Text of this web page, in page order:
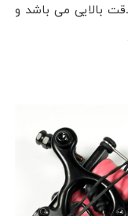
بالایی می باشد و